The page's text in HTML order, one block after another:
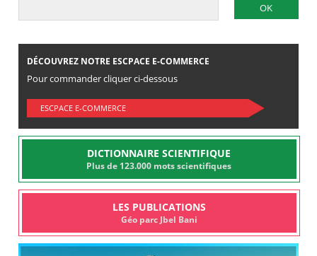
DÉCOUVREZ NOTRE ESCPACE E-COMMERCE
Pour commander cliquer ci-dessous
ESCPACE E-COMMERCE
DICTIONNAIRE SCIENTIFIQUE
Plus de 123.000 mots scientifiques
LES PUBLICATIONS
Géo parc Jbel Bani